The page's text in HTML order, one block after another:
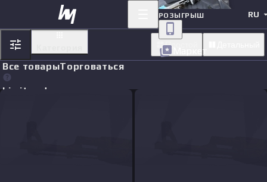
РОЗЫГРЫШ
Маркет
RU
Простой
Все товарыТорговаться
Limit orders